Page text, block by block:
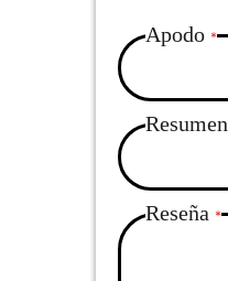
Apodo
Resumen
Reseña